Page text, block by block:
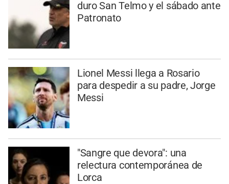
duro San Telmo y el sábado ante
Patronato
Lionel Messi llega a Rosario
para despedir a su padre, Jorge
Messi
"Sangre que devora": una
relectura contemporánea de
Lorca